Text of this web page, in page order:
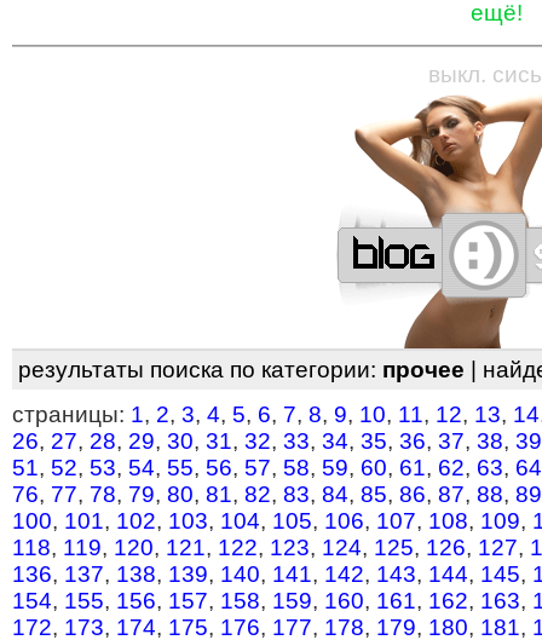
ещё!
—————————————————
выкл.
результаты поиска по категории: прочее |
страницы: 1, 2, 3, 4, 5, 6, 7, 8, 9, 10, 11, 12, 13, 14
26, 27, 28, 29, 30, 31, 32, 33, 34, 35, 36, 37, 38, 39
51, 52, 53, 54, 55, 56, 57, 58, 59, 60, 61, 62, 63, 64
76, 77, 78, 79, 80, 81, 82, 83, 84, 85, 86, 87, 88, 89
100, 101, 102, 103, 104, 105, 106, 107, 108, 109,
118, 119, 120, 121, 122, 123, 124, 125, 126, 127,
136, 137, 138, 139, 140, 141, 142, 143, 144, 145,
154, 155, 156, 157, 158, 159, 160, 161, 162, 163,
172, 173, 174, 175, 176, 177, 178, 179, 180, 181,